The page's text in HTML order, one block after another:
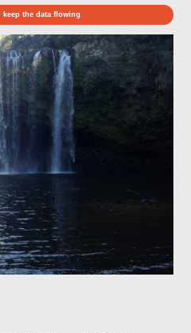
keep the data flowing